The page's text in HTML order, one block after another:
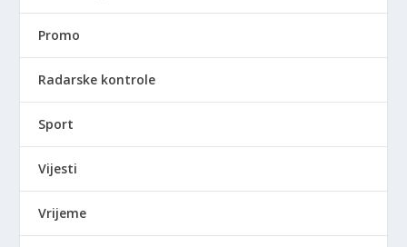
Promo
Radarske kontrole
Sport
Vijesti
Vrijeme